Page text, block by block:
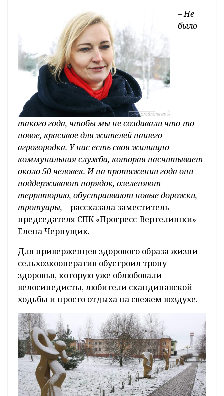
– Не
было
такого года, чтобы мы не создавали что-то
новое, красивое для жителей нашего
агрогородка. У нас есть своя жилищно-
коммунальная служба, которая насчитывает
около 50 человек. И на протяжении года они
поддерживают порядок, озеленяют
территорию, обустраивают новые дорожки,
тротуары, – рассказала заместитель
председателя СПК «Прогресс-Вертелишки»
Елена Чернущик.
Для приверженцев здорового образа жизни
сельхозкооператив обустроил тропу
здоровья, которую уже облюбовали
велосипедисты, любители скандинавской
ходьбы и просто отдыха на свежем воздухе.